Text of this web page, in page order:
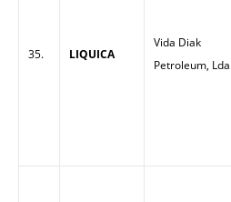
35. LIQUICA
Vida Diak
Petroleum, Lda